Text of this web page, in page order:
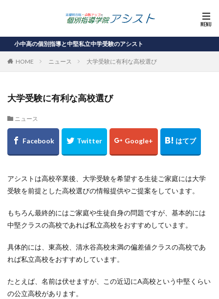
高の個別指導と中堅私立中学受験のアシスト
HOME ニュース 大学受験に有利な高校選び
大学受験に有利な高校選び
ニュース
アシストは高校卒業後、大学受験を希望する生徒ご家庭には大学
受験を前提とした高校選びの情報提供やご提案をしています。
もちろん最終的にはご家庭や生徒自身の問題ですが、基本的には
中堅クラスの高校であれば私立高校をおすすめしています。
具体的には、東高校、清水谷高校未満の偏差値クラスの高校であ
れば私立高校をおすすめしています。
たとえば、名前は伏せますが、この近辺にA高校という中堅くらい
の公立高校があります。